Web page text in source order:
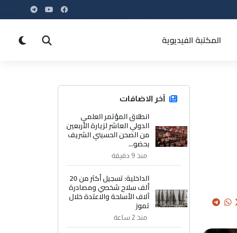
المكتبة الفيديوية
آخر الاضافات
انطلاق المؤتمر العلمي
الدولي العاشر لزيارة الأربعين
من الصحن الحسيني الشريف
بحضو...
منذ 9 دقيقة
الداخلية: تسجيل أكثر من 20
ألف سلاح شخصي ومصادرة
آلاف الأسلحة والاعتدة خلال
تموز
منذ 2 ساعة